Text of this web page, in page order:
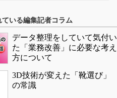
ている編集記者コラム
データ整理をしていて気付い
た「業務改善」に必要な考え
方について
3D技術が変えた「靴選び」
の常識